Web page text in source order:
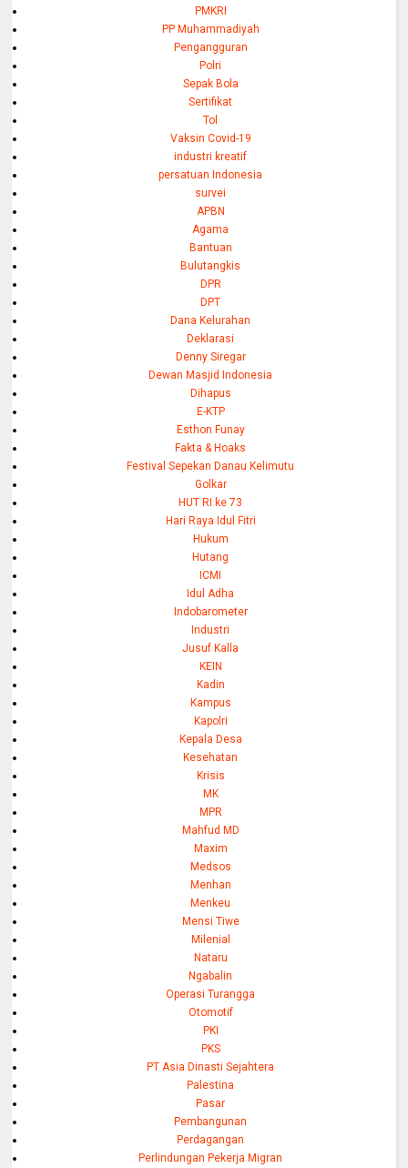
PMKRI
PP Muhammadiyah
Pengangguran
Polri
Sepak Bola
Sertifikat
Tol
Vaksin Covid-19
industri kreatif
persatuan Indonesia
survei
APBN
Agama
Bantuan
Bulutangkis
DPR
DPT
Dana Kelurahan
Deklarasi
Denny Siregar
Dewan Masjid Indonesia
Dihapus
E-KTP
Esthon Funay
Fakta & Hoaks
Festival Sepekan Danau Kelimutu
Golkar
HUT RI ke 73
Hari Raya Idul Fitri
Hukum
Hutang
ICMI
Idul Adha
Indobarometer
Industri
Jusuf Kalla
KEIN
Kadin
Kampus
Kapolri
Kepala Desa
Kesehatan
Krisis
MK
MPR
Mahfud MD
Maxim
Medsos
Menhan
Menkeu
Mensi Tiwe
Milenial
Nataru
Ngabalin
Operasi Turangga
Otomotif
PKI
PKS
PT Asia Dinasti Sejahtera
Palestina
Pasar
Pembangunan
Perdagangan
Perlindungan Pekerja Migran